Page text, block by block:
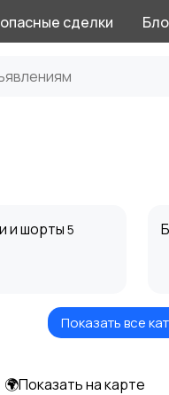
сделки
и шорты 5
Показать все
🌍Показать на карте